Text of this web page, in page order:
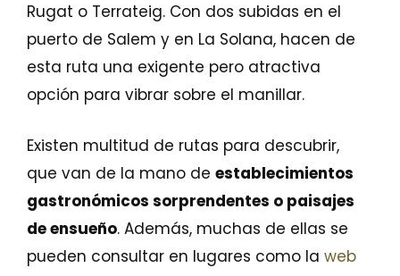
Rugat o Terrateig. Con dos subidas en el
puerto de Salem y en La Solana, hacen de
esta ruta una exigente pero atractiva
opción para vibrar sobre el manillar.
Existen multitud de rutas para descubrir,
que van de la mano de establecimientos
gastronómicos sorprendentes o paisajes
de ensueño. Además, muchas de ellas se
pueden consultar en lugares como la web